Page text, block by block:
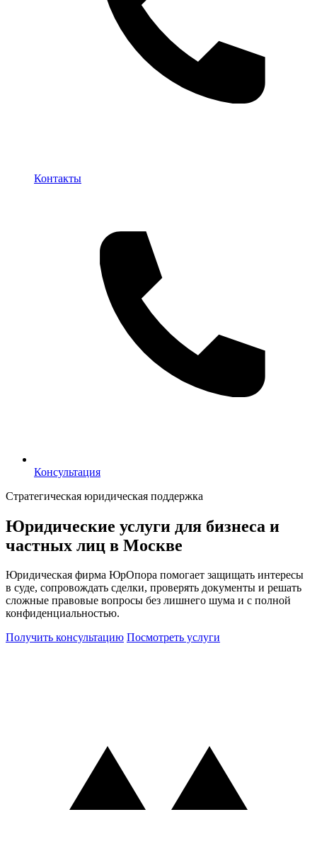
Контакты
Контакты
Консультация
Консультация
Стратегическая юридическая поддержка
Юридические услуги для бизнеса и
частных лиц в Москве
Юридическая фирма ЮрОпора помогает защищать интересы
в суде, сопровождать сделки, проверять документы и решать
сложные правовые вопросы без лишнего шума и с полной
конфиденциальностью.
Получить консультацию Посмотреть услуги